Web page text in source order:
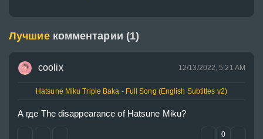
Лучшие комментарии (1)
coolix 12/13/2022, 5:21 AM
Hatsune Miku Triple Baka - Full Song (English Subtitles v2)
А где The disappearance of Hatsune Miku?
0